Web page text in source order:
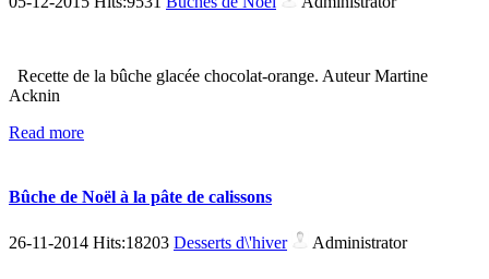
Recette de la bûche glacée chocolat-orange. Auteur Martine
Acknin
Read more
Bûche de Noël à la pâte de calissons
26-11-2014 Hits:18203 Desserts d\'hiver Administrator